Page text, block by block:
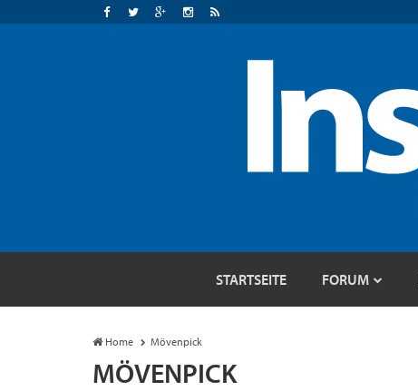
STARTSEITE FORUM
Home Mövenpick
MÖVENPICK